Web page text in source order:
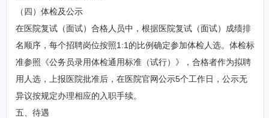
（四）体检及公示
在医院复试（面试）合格人员中，根据医院复试（面试）成绩排
名顺序，每个招聘岗位按照1:1的比例确定参加体检人选。体检标
准参照《公务员录用体检通用标准（试行）》，合格者作为拟聘
用人选，上报医院批准后，在医院官网公示5个工作日，公示无
异议按规定办理相应的入职手续。
五、待遇